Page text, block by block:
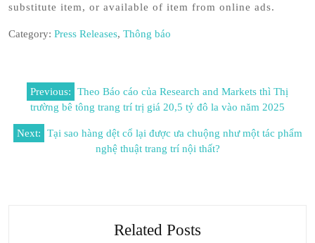
substitute item, or available of item from online ads.
Category: Press Releases, Thông báo
Post
navigation
Previous:
Theo Báo cáo của Research and Markets thì Thị
trường bê tông trang trí trị giá 20,5 tỷ đô la vào năm 2025
Next:
Tại sao hàng dệt cổ lại được ưa chuộng như một tác phẩm
nghệ thuật trang trí nội thất?
Related Posts